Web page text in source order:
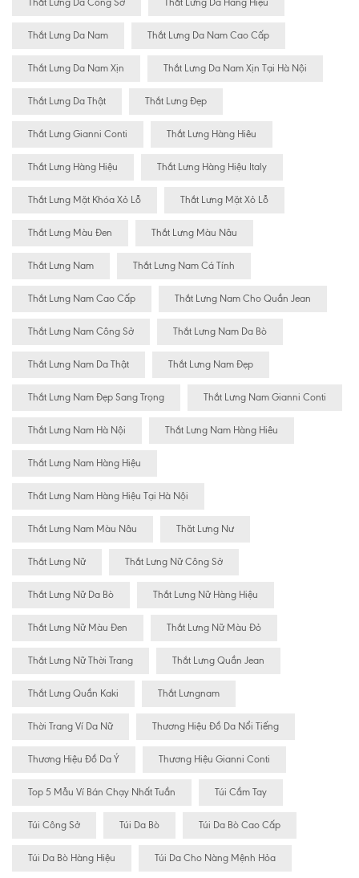
Thắt Lưng Da Công Sở Thắt Lưng Da Hàng Hiệu
Thắt Lưng Da Nam Thắt Lưng Da Nam Cao Cấp
Thắt Lưng Da Nam Xịn Thắt Lưng Da Nam Xịn Tại Hà Nội
Thắt Lưng Da Thật Thắt Lưng Đẹp
Thắt Lưng Gianni Conti Thắt Lưng Hàng Hiêu
Thắt Lưng Hàng Hiệu Thắt Lưng Hàng Hiệu Italy
Thắt Lưng Mặt Khóa Xỏ Lỗ Thắt Lưng Mặt Xỏ Lỗ
Thắt Lưng Màu Đen Thắt Lưng Màu Nâu
Thắt Lưng Nam Thắt Lưng Nam Cá Tính
Thắt Lưng Nam Cao Cấp Thắt Lưng Nam Cho Quần Jean
Thắt Lưng Nam Công Sở Thắt Lưng Nam Da Bò
Thắt Lưng Nam Da Thật Thắt Lưng Nam Đẹp
Thắt Lưng Nam Đẹp Sang Trọng Thắt Lưng Nam Gianni Conti
Thắt Lưng Nam Hà Nội Thắt Lưng Nam Hàng Hiêu
Thắt Lưng Nam Hàng Hiệu
Thắt Lưng Nam Hàng Hiệu Tại Hà Nội
Thắt Lưng Nam Màu Nâu Thăt Lưng Nư
Thắt Lưng Nữ Thắt Lưng Nữ Công Sở
Thắt Lưng Nữ Da Bò Thắt Lưng Nữ Hàng Hiệu
Thắt Lưng Nữ Màu Đen Thắt Lưng Nữ Màu Đỏ
Thắt Lưng Nữ Thời Trang Thắt Lưng Quần Jean
Thắt Lưng Quần Kaki Thắt Lưngnam
Thời Trang Ví Da Nữ Thương Hiệu Đồ Da Nổi Tiếng
Thương Hiệu Đồ Da Ý Thương Hiệu Gianni Conti
Top 5 Mẫu Ví Bán Chạy Nhất Tuần Túi Cầm Tay
Túi Công Sở Túi Da Bò Túi Da Bò Cao Cấp
Túi Da Bò Hàng Hiệu Túi Da Cho Nàng Mệnh Hỏa